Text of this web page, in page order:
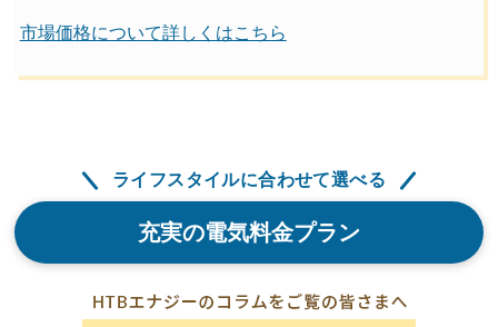
市場価格について詳しくはこちら
ライフスタイルに合わせて選べる
充実の電気料金プラン